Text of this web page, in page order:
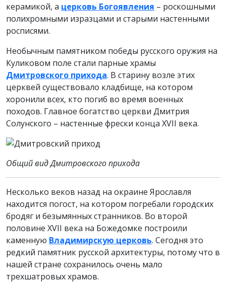
керамикой, а церковь Богоявления – роскошными
полихромными изразцами и старыми настенными
росписями.
Необычным памятником победы русского оружия на
Куликовом поле стали парные храмы
Дмитровского прихода. В старину возле этих
церквей существовало кладбище, на котором
хоронили всех, кто погиб во время военных
походов. Главное богатство церкви Дмитрия
Солунского – настенные фрески конца XVII века.
Общий вид Дмитровского прихода
Несколько веков назад на окраине Ярославля
находится погост, на котором погребали городских
бродяг и безымянных странников. Во второй
половине XVII века на Божедомке построили
каменную Владимирскую церковь. Сегодня это
редкий памятник русской архитектуры, потому что в
нашей стране сохранилось очень мало
трехшатровых храмов.